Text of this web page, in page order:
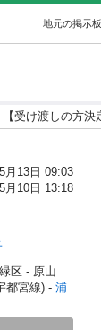
地元の掲示
【受け渡しの方
月13日 09:03
月10日 13:18
区 - 原山
都宮線) - 浦